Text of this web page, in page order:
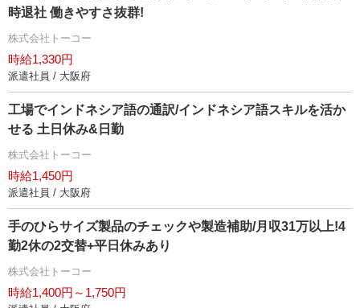
時退社 働きやすさ抜群!
株式会社トーコー
時給1,330円
派遣社員 / 大阪府
工場でインドネシア語の通訳/インドネシア語スキルを活か
せる 土日休み&日勤
株式会社トーコー
時給1,450円
派遣社員 / 大阪府
手のひらサイズ製品のチェックや製造補助/月収31万以上!4
勤2休の2交替+平日休みあり
株式会社トーコー
時給1,400円～1,750円